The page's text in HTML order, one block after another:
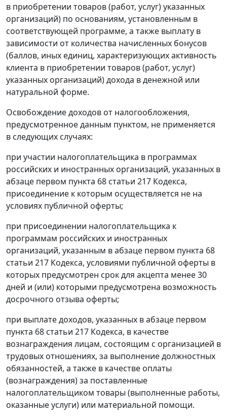
в приобретении товаров (работ, услуг) указанных
организаций) по основаниям, установленным в
соответствующей программе, а также выплату в
зависимости от количества начисленных бонусов
(баллов, иных единиц, характеризующих активность
клиента в приобретении товаров (работ, услуг)
указанных организаций) дохода в денежной или
натуральной форме.
Освобождение доходов от налогообложения,
предусмотренное данным пунктом, не применяется
в следующих случаях:
при участии налогоплательщика в программах
российских и иностранных организаций, указанных в
абзаце первом пункта 68 статьи 217 Кодекса,
присоединение к которым осуществляется не на
условиях публичной оферты;
при присоединении налогоплательщика к
программам российских и иностранных
организаций, указанным в абзаце первом пункта 68
статьи 217 Кодекса, условиями публичной оферты в
которых предусмотрен срок для акцепта менее 30
дней и (или) которыми предусмотрена возможность
досрочного отзыва оферты;
при выплате доходов, указанных в абзаце первом
пункта 68 статьи 217 Кодекса, в качестве
вознаграждения лицам, состоящим с организацией в
трудовых отношениях, за выполнение должностных
обязанностей, а также в качестве оплаты
(вознаграждения) за поставленные
налогоплательщиком товары (выполненные работы,
оказанные услуги) или материальной помощи.